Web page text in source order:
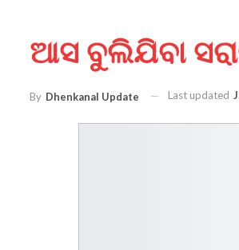
ଆସ ବୁଲିଯିବା
By Dhenkanal Update Last updated